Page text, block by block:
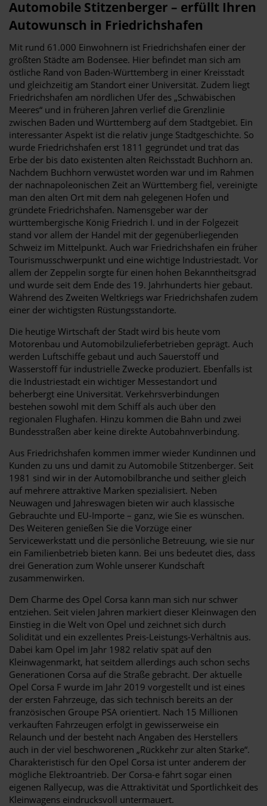
Automobile Stitzenberger – erfüllt Ihren
Autowunsch in Friedrichshafen
Mit rund 61.000 Einwohnern ist Friedrichshafen einer der
größten Städte am Bodensee. Hier befindet man sich am
östliche Rand von Baden-Württemberg in einer Kreisstadt
und gleichzeitig am Standort einer Universität. Zudem liegt
Friedrichshafen am nördlichen Ufer des „Schwäbischen
Meeres“ und in früheren Jahren verlief die Grenzlinie
zwischen Baden und Württemberg auf dem Stadtgebiet. Ein
interessanter Aspekt ist die relativ junge Stadtgeschichte. So
wurde Friedrichshafen erst 1811 gegründet und trat das
Erbe der bis dato existenten alten Reichsstadt Buchhorn an.
Nachdem Buchhorn verwüstet worden war und im Rahmen
der nachnapoleonischen Zeit an Württemberg fiel, vereinigte
man den alten Ort mit dem nah gelegenen Hofen und
gründete Friedrichshafen. Namensgeber war der
württembergische König Friedrich I. und in der Folgezeit
stand vor allem der Handel mit der gegenüberliegenden
Schweiz im Mittelpunkt. Auch war Friedrichshafen ein früher
Tourismusschwerpunkt und eine wichtige Industriestadt. Vor
allem der Zeppelin sorgte für einen hohen Bekanntheitsgrad
und wurde seit dem Ende des 19. Jahrhunderts hier gebaut.
Während des Zweiten Weltkriegs war Friedrichshafen zudem
einer der wichtigsten Rüstungsstandorte.
Die heutige Wirtschaft der Stadt wird bis heute vom
Motorenbau und Automobilzulieferbetrieben geprägt. Auch
werden Luftschiffe gebaut und auch Sauerstoff und
Wasserstoff für industrielle Zwecke produziert. Ebenfalls ist
die Industriestadt ein wichtiger Messestandort und
beherbergt eine Universität. Verkehrsverbindungen
bestehen sowohl mit dem Schiff als auch über den
regionalen Flughafen. Hinzu kommen die Bahn und zwei
Bundesstraßen aber keine direkte Autobahnverbindung.
Aus Friedrichshafen kommen immer wieder Kundinnen und
Kunden zu uns und damit zu Automobile Stitzenberger. Seit
1981 sind wir in der Automobilbranche und seither gleich
auf mehrere attraktive Marken spezialisiert. Neben
Neuwagen und Jahreswagen bieten wir auch klassische
Gebrauchte und EU-Importe – ganz, wie Sie es wünschen.
Des Weiteren genießen Sie die Vorzüge einer
Servicewerkstatt und die persönliche Betreuung, wie sie nur
ein Familienbetrieb bieten kann. Bei uns bedeutet dies, dass
drei Generation zum Wohle unserer Kundschaft
zusammenwirken.
Dem Charme des Opel Corsa kann man sich nur schwer
entziehen. Seit vielen Jahren markiert dieser Kleinwagen den
Einstieg in die Welt von Opel und zeichnet sich durch
Solidität und ein exzellentes Preis-Leistungs-Verhältnis aus.
Dabei kam Opel im Jahr 1982 relativ spät auf den
Kleinwagenmarkt, hat seitdem allerdings auch schon sechs
Generationen Corsa auf die Straße gebracht. Der aktuelle
Opel Corsa F wurde im Jahr 2019 vorgestellt und ist eines
der ersten Fahrzeuge, das sich technisch bereits an der
französischen Groupe PSA orientiert. Nach 15 Millionen
verkauften Fahrzeugen erfolgt in gewisserweise ein
Relaunch und der besteht nach Angaben des Herstellers
auch in der viel beschworenen „Rückkehr zur alten Stärke“.
Charakteristisch für den Opel Corsa ist unter anderem der
mögliche Elektroantrieb. Der Corsa-e fährt sogar einen
eigenen Rallyecup, was die Attraktivität und Sportlichkeit des
Kleinwagens eindrucksvoll untermauert.